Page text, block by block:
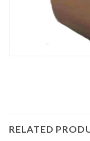
RELATED